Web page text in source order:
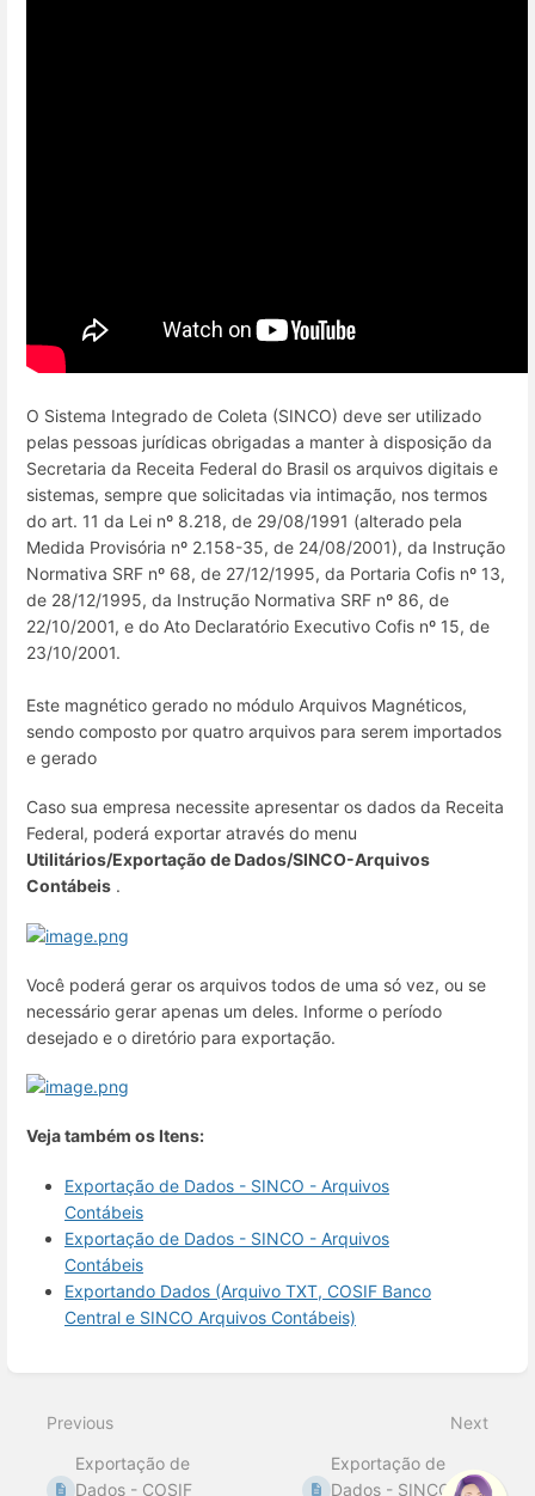
O Sistema Integrado de Coleta (SINCO) deve ser utilizado
pelas pessoas jurídicas obrigadas a manter à disposição da
Secretaria da Receita Federal do Brasil os arquivos digitais e
sistemas, sempre que solicitadas via intimação, nos termos
do art. 11 da Lei nº 8.218, de 29/08/1991 (alterado pela
Medida Provisória nº 2.158-35, de 24/08/2001), da Instrução
Normativa SRF nº 68, de 27/12/1995, da Portaria Cofis nº 13,
de 28/12/1995, da Instrução Normativa SRF nº 86, de
22/10/2001, e do Ato Declaratório Executivo Cofis nº 15, de
23/10/2001.
Este magnético gerado no módulo Arquivos Magnéticos,
sendo composto por quatro arquivos para serem importados
e gerado
Caso sua empresa necessite apresentar os dados da Receita
Federal, poderá exportar através do menu
Utilitários/Exportação de Dados/SINCO-Arquivos
Contábeis .
Você poderá gerar os arquivos todos de uma só vez, ou se
necessário gerar apenas um deles. Informe o período
desejado e o diretório para exportação.
Veja também os Itens:
Exportação de Dados - SINCO - Arquivos
Contábeis
Exportação de Dados - SINCO - Arquivos
Contábeis
Exportando Dados (Arquivo TXT, COSIF Banco
Central e SINCO Arquivos Contábeis)
mode
Previous
Exportação de
Dados - COSIF
Next
Exportação de
Dados - SINCO -